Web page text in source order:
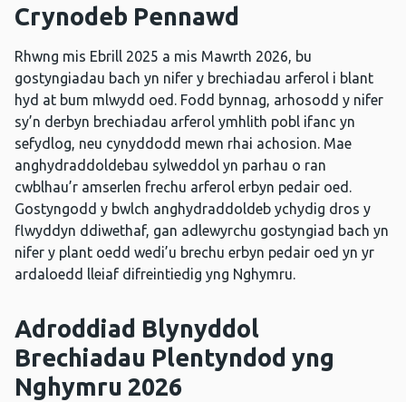
Crynodeb Pennawd
Rhwng mis Ebrill 2025 a mis Mawrth 2026, bu
gostyngiadau bach yn nifer y brechiadau arferol i blant
hyd at bum mlwydd oed. Fodd bynnag, arhosodd y nifer
sy’n derbyn brechiadau arferol ymhlith pobl ifanc yn
sefydlog, neu cynyddodd mewn rhai achosion. Mae
anghydraddoldebau sylweddol yn parhau o ran
cwblhau’r amserlen frechu arferol erbyn pedair oed.
Gostyngodd y bwlch anghydraddoldeb ychydig dros y
flwyddyn ddiwethaf, gan adlewyrchu gostyngiad bach yn
nifer y plant oedd wedi’u brechu erbyn pedair oed yn yr
ardaloedd lleiaf difreintiedig yng Nghymru.
Adroddiad Blynyddol
Brechiadau Plentyndod yng
Nghymru 2026